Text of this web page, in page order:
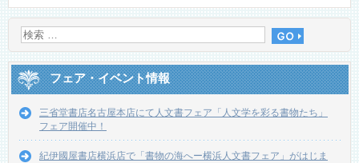
フェア・イベント情報
三省堂書店名古屋本店にて人文書フェア「人文学を彩る書物たち」
フェア開催中！
紀伊國屋書店横浜店で「書物の海へー横浜人文書フェア」がはじま